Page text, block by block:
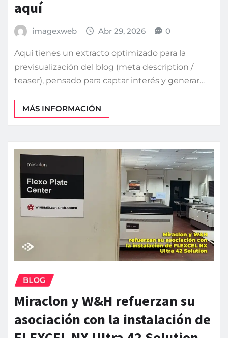
aquí
imagexweb Abr 29, 2026 0
Aquí tienes un extracto optimizado para la
previsualización del blog (meta description /
teaser), pensado para captar interés y generar…
MÁS INFORMACIÓN
BLOG
Miraclon y W&H refuerzan su
asociación con la instalación de